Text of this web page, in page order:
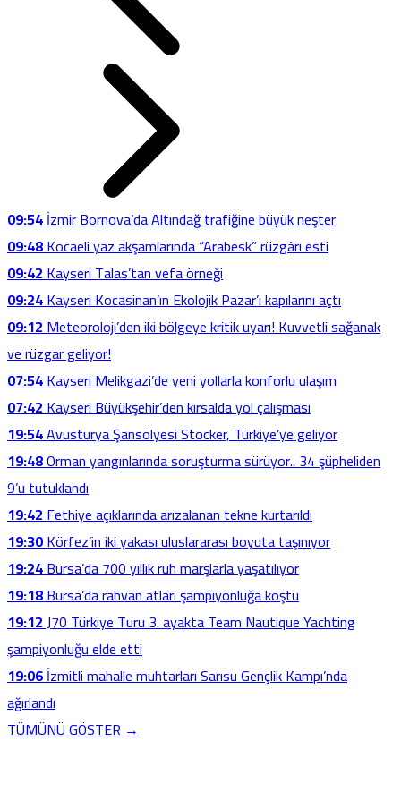
09:54İzmir Bornova’da Altındağ trafiğine büyük neşter
09:48Kocaeli yaz akşamlarında “Arabesk” rüzgârı esti
09:42Kayseri Talas’tan vefa örneği
09:24Kayseri Kocasinan’ın Ekolojik Pazar’ı kapılarını açtı
09:12Meteoroloji’den iki bölgeye kritik uyarı! Kuvvetli sağanak
ve rüzgar geliyor!
07:54Kayseri Melikgazi’de yeni yollarla konforlu ulaşım
07:42Kayseri Büyükşehir’den kırsalda yol çalışması
19:54Avusturya Şansölyesi Stocker, Türkiye’ye geliyor
19:48Orman yangınlarında soruşturma sürüyor.. 34 şüpheliden
9’u tutuklandı
19:42Fethiye açıklarında arızalanan tekne kurtarıldı
19:30Körfez’in iki yakası uluslararası boyuta taşınıyor
19:24Bursa’da 700 yıllık ruh marşlarla yaşatılıyor
19:18Bursa’da rahvan atları şampiyonluğa koştu
19:12J70 Türkiye Turu 3. ayakta Team Nautique Yachting
şampiyonluğu elde etti
19:06İzmitli mahalle muhtarları Sarısu Gençlik Kampı’nda
ağırlandı
TÜMÜNÜ GÖSTER →